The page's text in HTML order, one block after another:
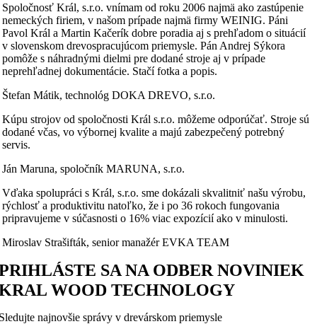
Spoločnosť Král, s.r.o. vnímam od roku 2006 najmä ako zastúpenie
nemeckých firiem, v našom prípade najmä firmy WEINIG. Páni
Pavol Král a Martin Kačerík dobre poradia aj s prehľadom o situácií
v slovenskom drevospracujúcom priemysle. Pán Andrej Sýkora
pomôže s náhradnými dielmi pre dodané stroje aj v prípade
neprehľadnej dokumentácie. Stačí fotka a popis.
Štefan Mátik, technológ DOKA DREVO, s.r.o.
Kúpu strojov od spoločnosti Král s.r.o. môžeme odporúčať. Stroje sú
dodané včas, vo výbornej kvalite a majú zabezpečený potrebný
servis.
Ján Maruna, spoločník MARUNA, s.r.o.
Vďaka spolupráci s Král, s.r.o. sme dokázali skvalitniť našu výrobu,
rýchlosť a produktivitu natoľko, že i po 36 rokoch fungovania
pripravujeme v súčasnosti o 16% viac expozícií ako v minulosti.
Miroslav Strašifták, senior manažér EVKA TEAM
SA NA ODBER NOVINIEK
WOOD TECHNOLOGY
najnovšie správy v drevárskom priemysle